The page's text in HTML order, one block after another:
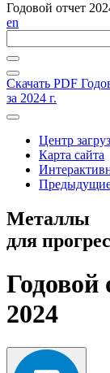
Годовой отчет
en
Скачать PDF
за 2024 г.
Центр
Карта сайта
Металлы
для
Годовой
2024